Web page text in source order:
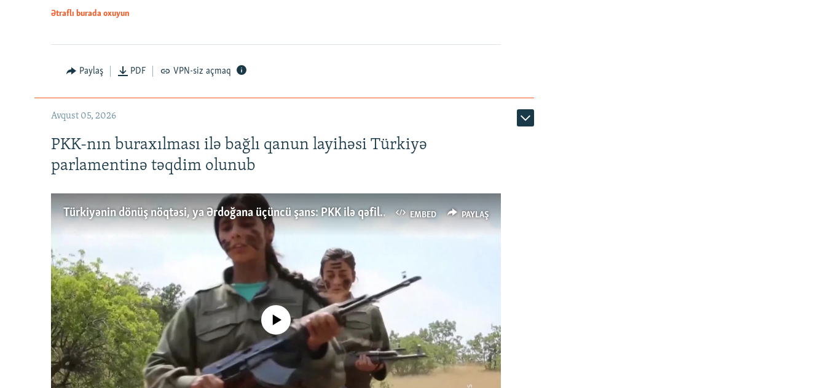
Ətraflı burada oxuyun
Paylaş PDF VPN-siz açmaq
Avqust 05, 2026
PKK-nın buraxılması ilə bağlı qanun layihəsi Türkiyə
parlamentinə təqdim olunub
EMBED PAYLAŞ
Türkiyənin dönüş nöqtəsi, ya Ərdoğana üçüncü şans: PKK ilə qəfil barışıq nə deməkdir?
No media source currently available